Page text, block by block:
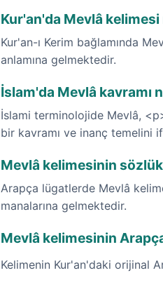
Kur'an'da Mevlâ
Kur'an-ı Kerim bağlamında
anlamına gelmektedir.
İslam'da Mevlâ kavramı
İslami terminolojide Mevlâ,
bir kavramı ve inanç temelini
Mevlâ kelimesinin
Arapça lügatlerde Mevlâ
manalarına gelmektedir.
Mevlâ kelimesinin Arapça
Kelimenin Kur'an'daki orijinal